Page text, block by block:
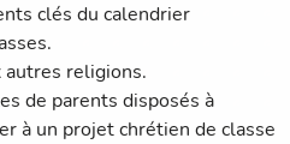
clés du calendrier
autres religions.
de parents disposés à
à un projet chrétien de classe